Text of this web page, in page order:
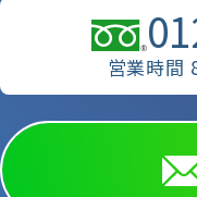
営業時間